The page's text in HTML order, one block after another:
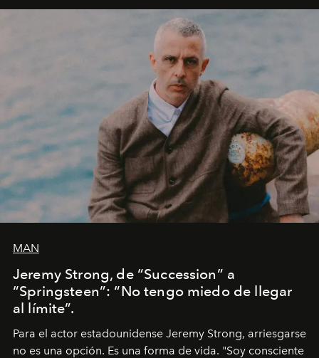
MAN
Jeremy Strong, de “Succession” a
“Springsteen”: “No tengo miedo de llegar
al límite”.
Para el actor estadounidense Jeremy Strong, arriesgarse
no es una opción. Es una forma de vida. "Soy consciente